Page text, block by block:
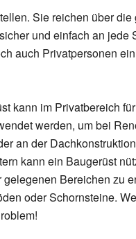
Sie reichen über die
und einfach an jede
auch Privatpersonen ein
kann im Privatbereich
werden, um bei
an der
kann ein Baugerüst
Bereichen zu
oder Schornsteine.